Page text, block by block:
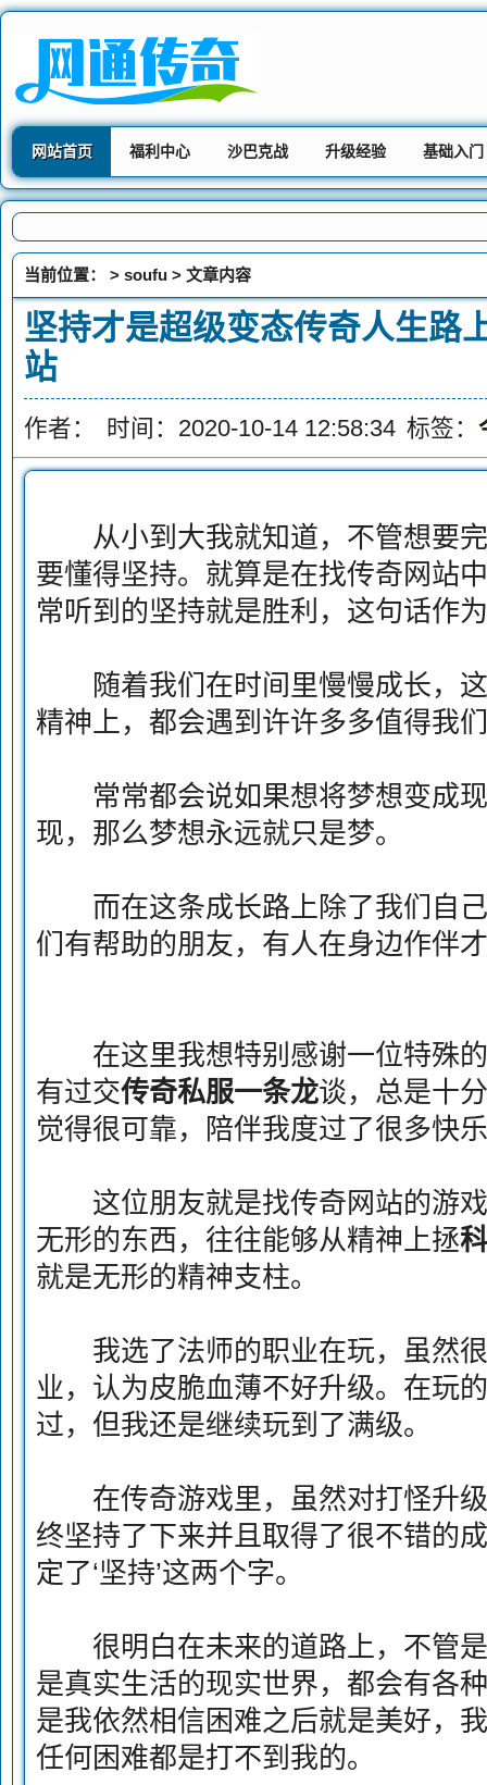
网站首页 福利中心 沙巴克战 升级经验 基础入门
当前位置： > soufu > 文章内容
坚持才是超级变态传奇人生路
站
作者： 时间：2020-10-14 12:58:34 标签：
从小到大我就知道，不管想要完
要懂得坚持。就算是在找传奇网站
常听到的坚持就是胜利，这句话作
随着我们在时间里慢慢成长，这
精神上，都会遇到许许多多值得我
常常都会说如果想将梦想变成现
现，那么梦想永远就只是梦。
而在这条成长路上除了我们自己
们有帮助的朋友，有人在身边作伴
在这里我想特别感谢一位特殊的
有过交传奇私服一条龙谈，总是十
觉得很可靠，陪伴我度过了很多快
这位朋友就是找传奇网站的游戏
无形的东西，往往能够从精神上拯
就是无形的精神支柱。
我选了法师的职业在玩，虽然很
业，认为皮脆血薄不好升级。在玩
过，但我还是继续玩到了满级。
在传奇游戏里，虽然对打怪升级
终坚持了下来并且取得了很不错的
定了‘坚持’这两个字。
很明白在未来的道路上，不管是
是真实生活的现实世界，都会有各
是我依然相信困难之后就是美好，
任何困难都是打不到我的。